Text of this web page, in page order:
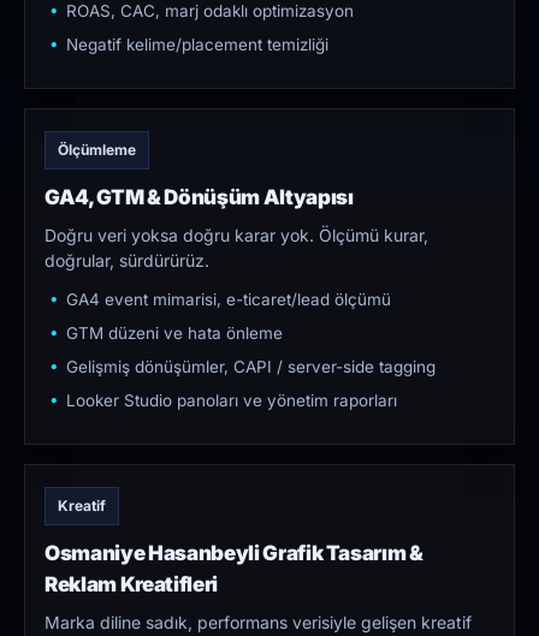
ROAS, CAC, marj odaklı optimizasyon
Negatif kelime/placement temizliği
Ölçümleme
GA4, GTM & Dönüşüm Altyapısı
Doğru veri yoksa doğru karar yok. Ölçümü kurar,
doğrular, sürdürürüz.
GA4 event mimarisi, e-ticaret/lead ölçümü
GTM düzeni ve hata önleme
Gelişmiş dönüşümler, CAPI / server-side tagging
Looker Studio panoları ve yönetim raporları
Kreatif
Osmaniye Hasanbeyli Grafik Tasarım &
Reklam Kreatifleri
Marka diline sadık, performans verisiyle gelişen kreatif